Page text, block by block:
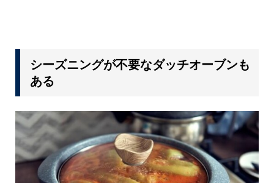
シーズニングが不要なダッチオーブンも
ある